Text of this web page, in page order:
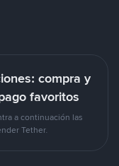
compra y
favoritos
a continuación las
Tether.